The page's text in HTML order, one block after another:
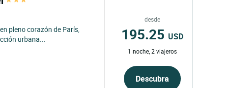
pleno corazón de París,
urbana...
desde
195.25 USD
1 noche, 2 viajeros
Descubra